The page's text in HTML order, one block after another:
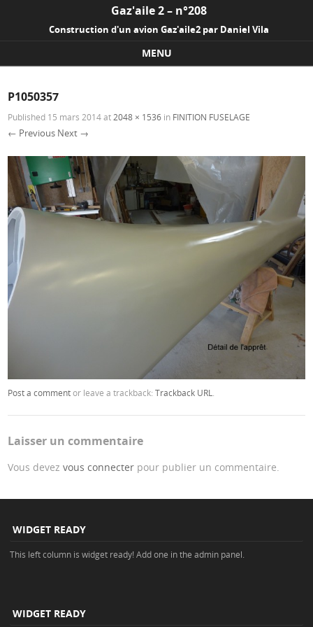
Gaz'aile 2 – n°208
Construction d'un avion Gaz'aile2 par Daniel Vila
MENU
P1050357
Published 15 mars 2014at 2048 × 1536 in FINITION FUSELAGE
← Previous Next →
Post a commentor leave a trackback:Trackback URL
Laisser un commentaire
Vous devezvous connecter pour publier un commentaire.
WIDGET READY
This left column is widget ready! Add one in the admin panel.
WIDGET READY